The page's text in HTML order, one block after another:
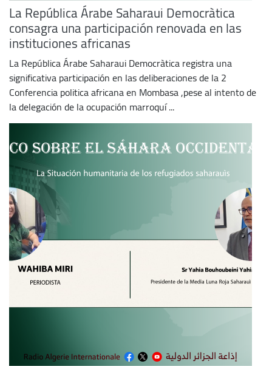
La República Árabe Saharaui Democràtica
consagra una participación renovada en las
instituciones africanas
La República Árabe Saharaui Democràtica registra una
significativa participación en las deliberaciones de la 2
Conferencia politica africana en Mombasa ,pese al intento de
la delegación de la ocupación marroquí ...